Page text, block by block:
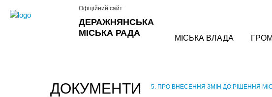
ДЕРАЖНЯНСЬКА
МІСЬКА РАДА
Офіційний сайт
МІСЬКА ВЛАДА
ДОКУМЕНТИ 5. ПРО ВНЕСЕННЯ ЗМІН ДО РІШЕННЯ